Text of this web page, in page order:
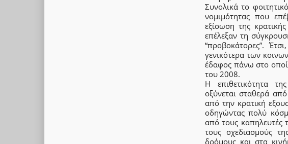
Συνολικά το
νομιμότητας που
εξίσωση της
επέλεξαν τη
“προβοκάτορες”.
γενικότερα των
έδαφος πάνω στο
του 2008.
Η επιθετικότητα
οξύνεται σταθερά
από την κρατική
οδηγώντας πολύ
από τους καπηλευτές
τους σχεδιασμούς
δρόμους και στα